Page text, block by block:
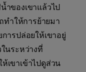
ำของเขาแล้วไป
ำให้การย้ายมา
ารปล่อยให้เขาอยู่
นระหว่างที่
เขาเข้าไปดูส่วน